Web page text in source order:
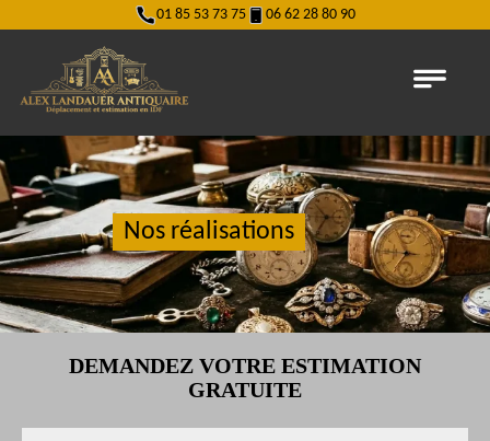
01 85 53 73 75 06 62 28 80 90
Nos réalisations
DEMANDEZ VOTRE ESTIMATION
GRATUITE